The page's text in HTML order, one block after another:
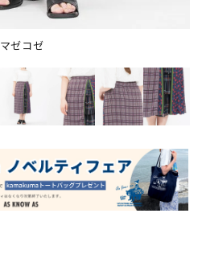
マゼコゼ